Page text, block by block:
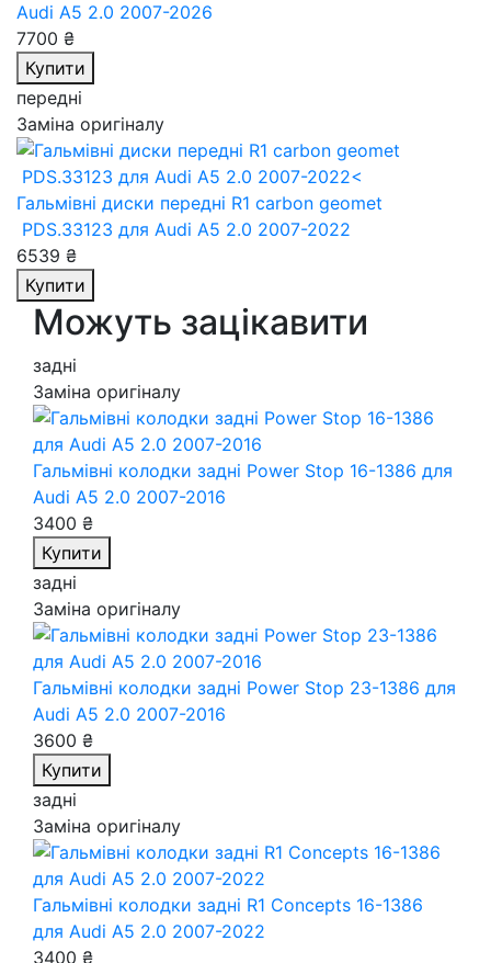
Audi A5 2.0 2007-2026
7700 ₴
Купити
передні
Заміна оригіналу
Гальмівні диски передні R1 carbon geomet
PDS.33123 для Audi A5 2.0 2007-2022
6539 ₴
Купити
Можуть зацікавити
задні
Заміна оригіналу
Гальмівні колодки задні Power Stop 16-1386 для
Audi A5 2.0 2007-2016
3400 ₴
Купити
задні
Заміна оригіналу
Гальмівні колодки задні Power Stop 23-1386 для
Audi A5 2.0 2007-2016
3600 ₴
Купити
задні
Заміна оригіналу
Гальмівні колодки задні R1 Concepts 16-1386
для Audi A5 2.0 2007-2022
3400 ₴